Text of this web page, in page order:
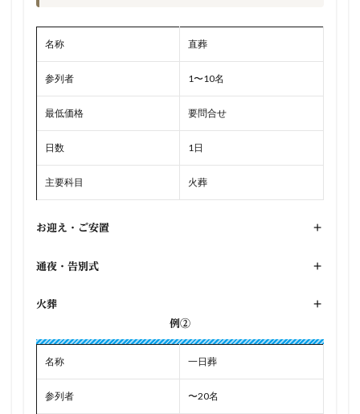
名称 直葬
参列者 1〜10名
最低価格 要問合せ
日数 1日
主要科目 火葬
お迎え・ご安置 +
通夜・告別式 +
火葬
+
例②
名称 一日葬
参列者 〜20名